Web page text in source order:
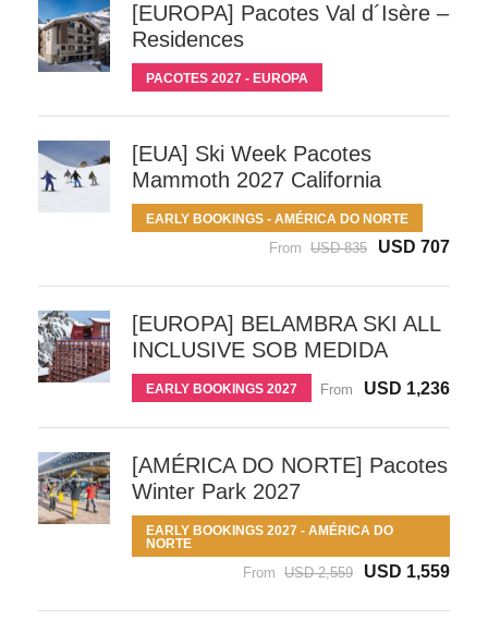
[EUROPA] Pacotes Val d´Isère –
Residences
PACOTES 2027 - EUROPA
[EUA] Ski Week Pacotes
Mammoth 2027 California
EARLY BOOKINGS - AMÉRICA DO NORTE
From USD 835 USD 707
[EUROPA] BELAMBRA SKI ALL
INCLUSIVE SOB MEDIDA
EARLY BOOKINGS 2027 From USD 1,236
[AMÉRICA DO NORTE] Pacotes
Winter Park 2027
EARLY BOOKINGS 2027 - AMÉRICA DO
NORTE
From USD 2,559 USD 1,559